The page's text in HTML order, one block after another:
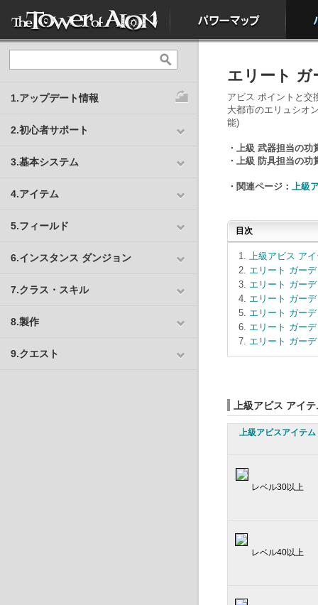
1.アップデート情報
2.初心者サポート
3.基本システム
4.アイテム
5.フィールド
6.インスタンス ダンジョン
7.クラス・スキル
8.製作
9.クエスト
エリート
アビス ポイントと交
大都市のエリュシオ
能)
・上級 武器担当の功
・上級 防具担当の功
・関連ページ： 上級
目次
上級アビス ア
エリート ガー
エリート ガー
エリート ガー
エリート ガー
エリート ガー
エリート ガー
上級アビス アイ
上級アビスアイテム
レベル30以上
レベル40以上